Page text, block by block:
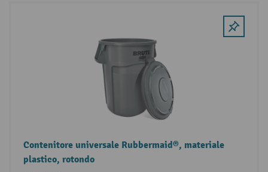
Contenitore universale Rubbermaid®, materiale
plastico, rotondo